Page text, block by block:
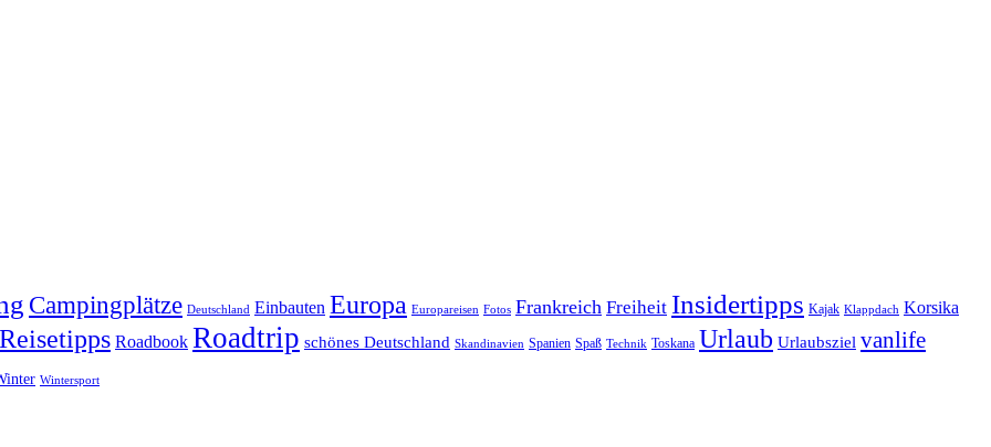
Campingplätze Deutschland Einbauten Europa Europareisen Fotos Frankreich Freiheit Insidertipps Kajak Klappdach Korsika
Reisetipps Roadbook Roadtrip schönes Deutschland Skandinavien Spanien Spaß Technik Toskana Urlaub Urlaubsziel vanlife
Wintersport